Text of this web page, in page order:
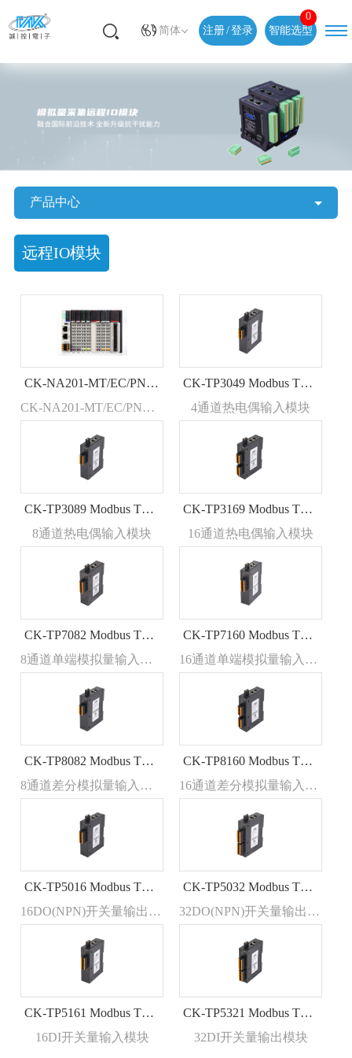
简体 注册/登录 智能选型
0
产品中心
远程IO模块
CK-NA201-MT/EC/PN模拟量输入热电偶热电阻采集远程IO模块多协议兼容PLC组合型耦合器模块
CK-NA201-MT/EC/PN模拟量输入热电偶热电阻采集远程IO模块多协议兼容PLC组合型耦合器模块
CK-TP3049 Modbus TCP总线 RJ45接口热电偶输入远程IO模块
4通道热电偶输入模块
CK-TP3089 Modbus TCP总线 RJ45接口热电偶输入远程IO模块
8通道热电偶输入模块
CK-TP3169 Modbus TCP总线 RJ45接口热电偶输入远程IO模块
16通道热电偶输入模块
CK-TP7082 Modbus TCP总线RJ45接口模拟量输入数据采集远程IO模块
8通道单端模拟量输入模块
CK-TP7160 Modbus TCP总线RJ45接口模拟量输入数据采集远程IO模块
16通道单端模拟量输入模块
CK-TP8082 Modbus TCP总线RJ45接口模拟量输入数据采集远程IO模块
8通道差分模拟量输入模块
CK-TP8160 Modbus TCP总线RJ45接口模拟量输入数据采集远程IO模块
16通道差分模拟量输入模块
CK-TP5016 Modbus TCP总线 RJ45接口开关量输出远程IO模块
16DO(NPN)开关量输出IO模块
CK-TP5032 Modbus TCP总线 RJ45接口开关量输出远程IO模块
32DO(NPN)开关量输出模块
CK-TP5161 Modbus TCP总线 RJ45接口开关量输入远程IO模块
16DI开关量输入模块
CK-TP5321 Modbus TCP总线 RJ45接口开关量输入远程IO模块
32DI开关量输出模块